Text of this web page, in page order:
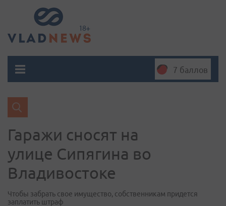
7 баллов
Гаражи сносят на
улице Сипягина во
Владивостоке
Чтобы забрать свое имущество, собственникам придется
заплатить штраф